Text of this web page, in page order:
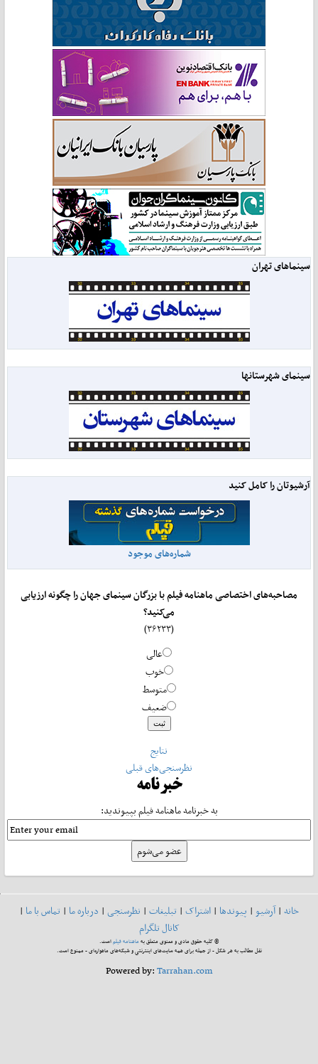
سینماهای تهران
سینمای شهرستانها
آرشیوتان را کامل کنید
شماره‌های موجود
مصاحبه‌های اختصاصی ماهنامه فیلم با بزرگان سینمای جهان را چگونه ارزیابی
می‌کنید؟
عالی
خوب
متوسط
ضعیف
نتایج
نظرسنجی‌های قبلی
خبرنامه
به خبرنامه ماهنامه فیلم بپیوندید:
خانه|آرشیو| پیوندها| اشتراک| تبلیغات| نظرسنجی| درباره ما| تماس با ما|
کانال تلگرام
© کلیه حقوق مادی و معنوی متعلق بهماهنامه فیلماست.
نقل مطالب به هر شکل - از جمله برای همه سایت‌های اینترنتی و شبکه‌های ماهواره‌ای - ممنوع است.
Powered by:Tarrahan.com